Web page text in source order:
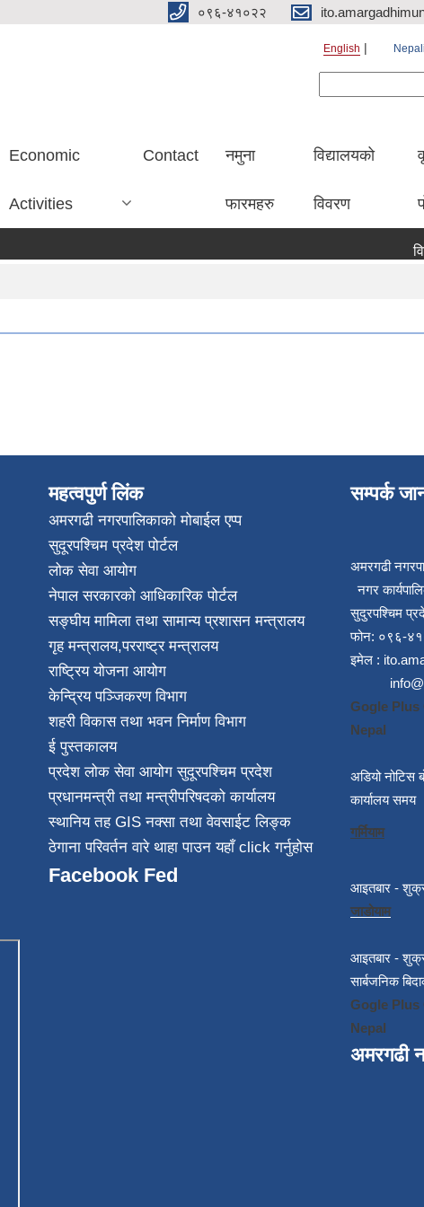
०९६-४१०२२
English Nepali
Economic
Activities
Contact नमुना
फारमहरु
विद्यालयको
विवरण
महत्वपुर्ण लिंक
अमरगढी नगरपालिकाको मोबाईल एप्प
सुदूरपश्चिम प्रदेश पोर्टल
लोक सेवा आयोग
नेपाल सरकारको आधिकारिक पोर्टल
सङ्घीय मामिला तथा सामान्य प्रशासन मन्त्रालय
गृह मन्त्रालय,परराष्ट्र मन्त्रालय
राष्ट्रिय योजना आयोग
केन्द्रिय पञ्जिकरण विभाग
शहरी विकास तथा भवन निर्माण विभाग
ई पुस्तकालय
प्रदेश लोक सेवा आयोग सुदूरपश्चिम प्रदेश
प्रधानमन्त्री तथा मन्त्रीपरिषदको कार्यालय
स्थानिय तह GIS नक्सा तथा वेवसाईट लिङ्क
ठेगाना परिवर्तन वारे थाहा पाउन यहाँ click गर्नुहोस
Facebook Fed
सम्पर्क
अमरगढी
नगर
सुदुरपश्चिम
फोन: ०९६-
इमेल :
Gogle Plus
Nepal
अडियो नोटिस
कार्यालय समय
गर्मियाम
आइतबार -
जाडोयाम
आइतबार -
सार्बजनिक
Gogle Plus
Nepal
अमरगढी